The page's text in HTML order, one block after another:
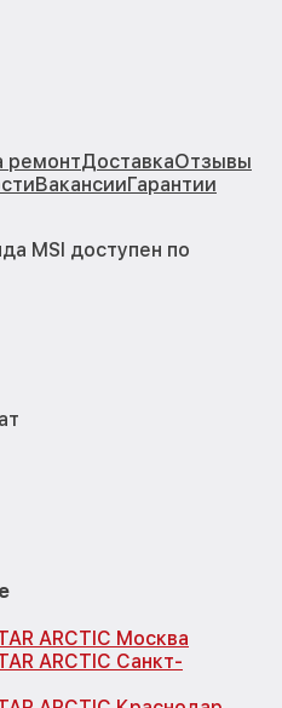
ремонтДоставкаОтзывы
ВакансииГарантии
MSI доступен по
ARCTIC Москва
ARCTIC Санкт-